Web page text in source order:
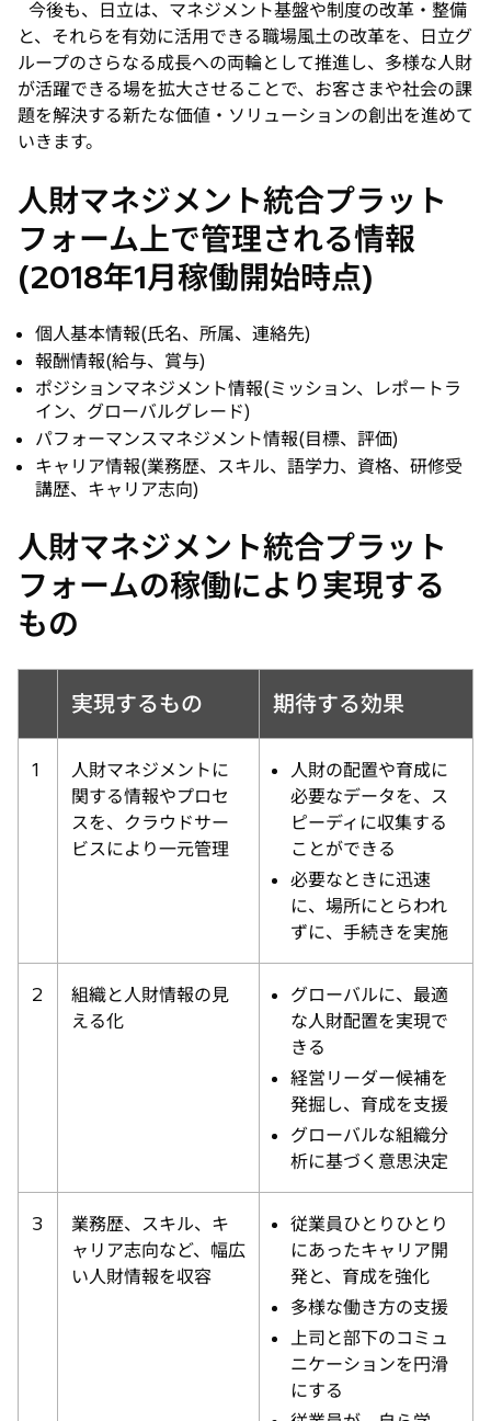
今後も、日立は、マネジメント基盤や制度の改革・整備
と、それらを有効に活用できる職場風土の改革を、日立グ
ループのさらなる成長への両輪として推進し、多様な人財
が活躍できる場を拡大させることで、お客さまや社会の課
題を解決する新たな価値・ソリューションの創出を進めて
いきます。
人財マネジメント統合プラット
フォーム上で管理される情報
(2018年1月稼働開始時点)
個人基本情報(氏名、所属、連絡先)
報酬情報(給与、賞与)
ポジションマネジメント情報(ミッション、レポートラ
イン、グローバルグレード)
パフォーマンスマネジメント情報(目標、評価)
キャリア情報(業務歴、スキル、語学力、資格、研修受
講歴、キャリア志向)
人財マネジメント統合プラット
フォームの稼働により実現する
もの
実現するもの 期待する効果
1
人財マネジメントに
関する情報やプロセ
スを、クラウドサー
ビスにより一元管理
人財の配置や育成に
必要なデータを、ス
ピーディに収集する
ことができる
必要なときに迅速
に、場所にとらわれ
ずに、手続きを実施
2
組織と人財情報の見
える化
グローバルに、最適
な人財配置を実現で
きる
経営リーダー候補を
発掘し、育成を支援
グローバルな組織分
析に基づく意思決定
3
業務歴、スキル、キ
ャリア志向など、幅広
い人財情報を収容
従業員ひとりひとり
にあったキャリア開
発と、育成を強化
多様な働き方の支援
上司と部下のコミュ
ニケーションを円滑
にする